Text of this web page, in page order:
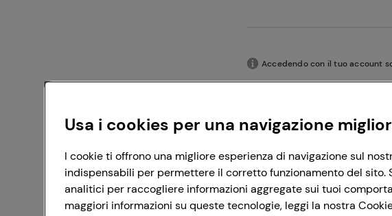
Accedendo con il tuo account
Usa i cookies per una navigazione
I cookie ti offrono una migliore esperienza di navigazione sul
indispensabili per permettere il corretto funzionamento del sito.
analitici per raccogliere informazioni aggregate sui tuoi
maggiori informazioni su queste tecnologie, leggi la nostra